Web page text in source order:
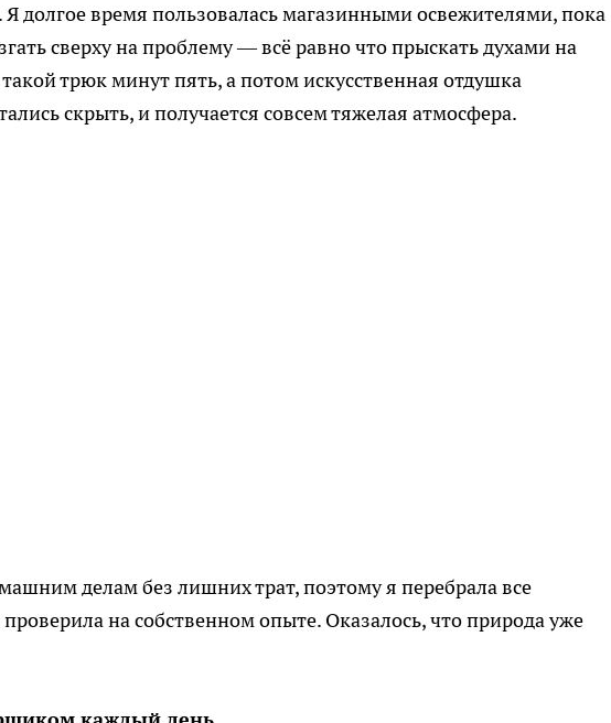
Я долгое время пользовалась магазинными освежителями, пока
сверху на проблему — всё равно что прыскать духами на
трюк минут пять, а потом искусственная отдушка
скрыть, и получается совсем тяжелая атмосфера.
делам без лишних трат, поэтому я перебрала все
на собственном опыте. Оказалось, что природа уже